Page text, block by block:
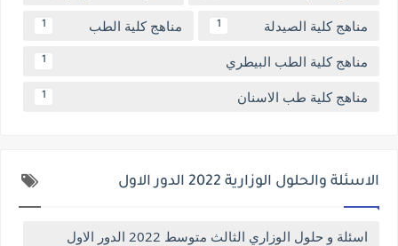
مناهج كلية الصيدلة 1 مناهج كلية الطب 1
مناهج كلية الطب البيطري 1
مناهج كلية طب الاسنان 1
الاسئلة والحلول الوزارية 2022 الدور الاول
اسئلة و حلول الوزاري الثالث متوسط 2022 الدور الاول